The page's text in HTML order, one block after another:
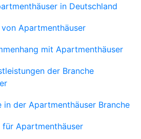
in Deutschland
Apartmenthäuser
mit Apartmenthäuser
der Branche
in der Apartmenthäuser Branche
Apartmenthäuser